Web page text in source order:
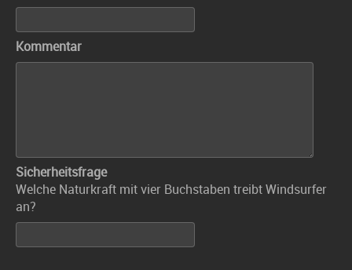
Kommentar
Sicherheitsfrage
Welche Naturkraft mit vier Buchstaben treibt Windsurfer
an?